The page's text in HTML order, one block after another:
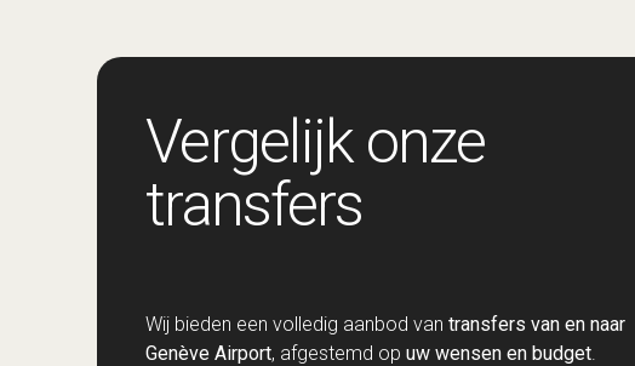
Vergelijk onze
transfers
Wij bieden een volledig aanbod van transfers van en naar
Genève Airport, afgestemd op uw wensen en budget.